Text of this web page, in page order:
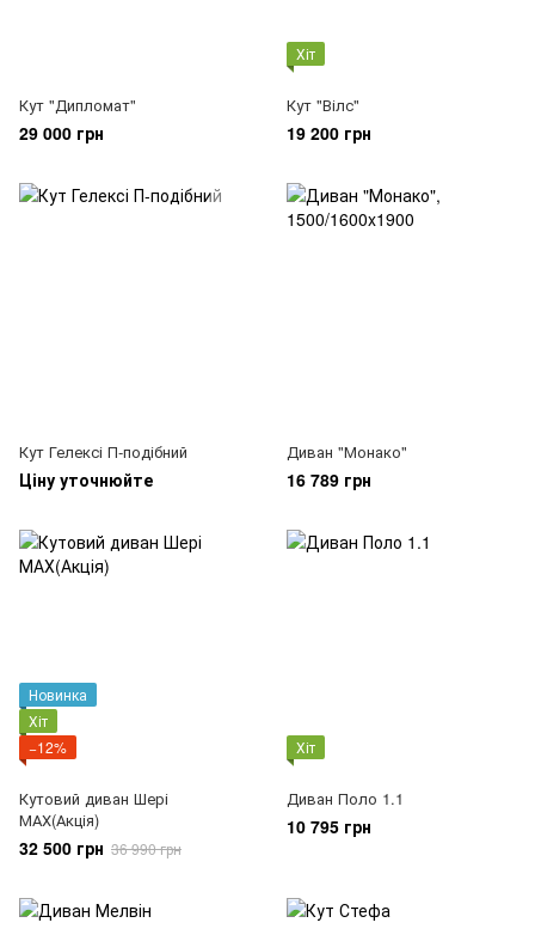
Кут "Дипломат"
29 000 грн
Хіт
Кут "Вілс"
19 200 грн
Кут Гелексі П-подібний
Ціну уточнюйте
Диван "Монако"
16 789 грн
Новинка
Хіт
−12%
Кутовий диван Шері
МАХ(Акція)
32 500 грн 36 990 грн
Хіт
Диван Поло 1.1
10 795 грн